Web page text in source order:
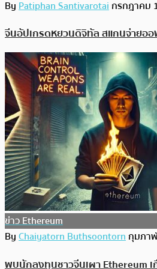
ByPatiphan Santivarotaiกรกฎาคม
จีนอัปเกรดหยวนดิจิทัล สแกนจ่ายอ
ข่าว Ethereum
ByChaiyatorn Buthsoontornกุมภา
พบนักลงทุนชาวจีนเผา Ethereum